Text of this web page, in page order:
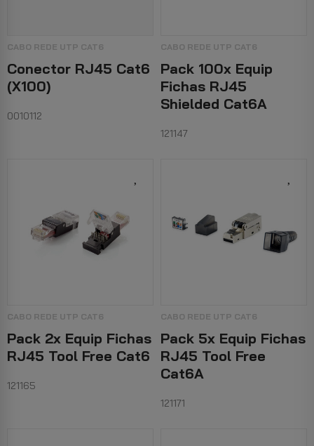
CABO REDE UTP CAT6
Conector RJ45 Cat6
(x100)
0010112
CABO REDE UTP CAT6
Pack 100x Equip
Fichas RJ45
Shielded Cat6A
121147
CABO REDE UTP CAT6
Pack 2x Equip Fichas
RJ45 Tool Free Cat6
121165
CABO REDE UTP CAT6
Pack 5x Equip Fichas
RJ45 Tool Free
Cat6A
121171